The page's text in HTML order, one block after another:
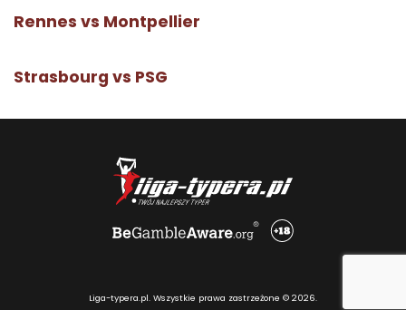
Rennes vs Montpellier
Strasbourg vs PSG
Liga-typera.pl. Wszystkie prawa zastrzeżone © 2026.